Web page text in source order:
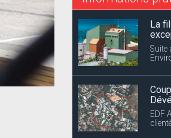
La
Suite
Dévé
EDF